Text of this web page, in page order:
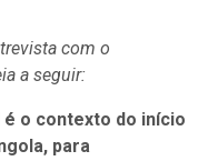
com o
a seguir:
é o contexto do início
para